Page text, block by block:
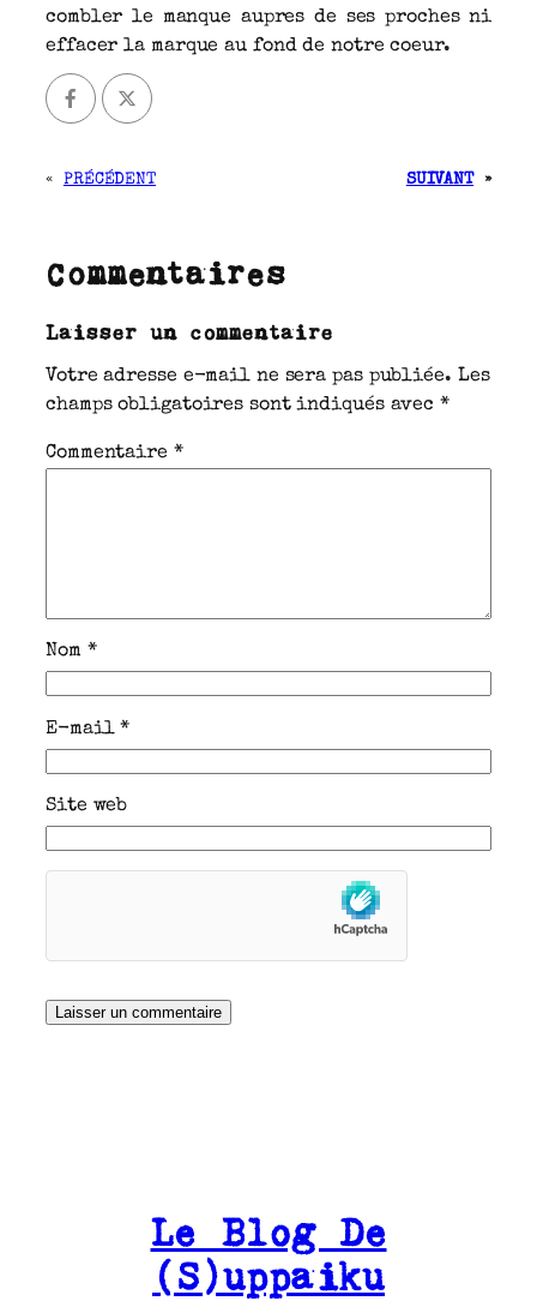
combler le manque aupres de ses proches ni
effacer la marque au fond de notre coeur.
« PRÉCÉDENT SUIVANT »
Commentaires
Laisser un commentaire
Votre adresse e-mail ne sera pas publiée. Les
champs obligatoires sont indiqués avec*
Commentaire *
Nom *
E-mail*
Site web
Le Blog De
(S)uppaiku